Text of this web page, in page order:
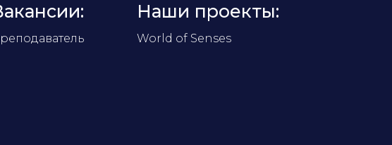
Наши проекты:
World of Senses